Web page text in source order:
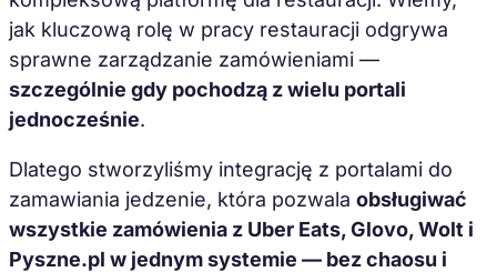
jak kluczową rolę w pracy restauracji odgrywa
sprawne zarządzanie zamówieniami —
szczególnie gdy pochodzą z wielu portali
jednocześnie.
Dlatego stworzyliśmy integrację z portalami do
zamawiania jedzenie, która pozwala obsługiwać
wszystkie zamówienia z Uber Eats, Glovo, Wolt i
Pyszne.pl w jednym systemie — bez chaosu i